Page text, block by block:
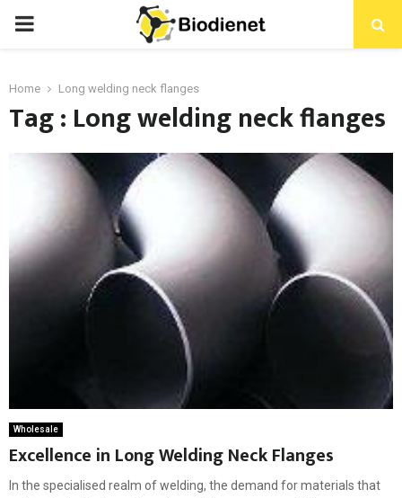
PRIMARY
Home Long welding neck flanges
Tag : Long welding neck flanges
Wholesale
Excellence in Long Welding Neck Flanges
In the specialised realm of welding, the demand for materials that